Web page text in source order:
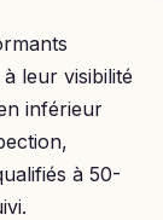
leur visibilité
inférieur
à 50-